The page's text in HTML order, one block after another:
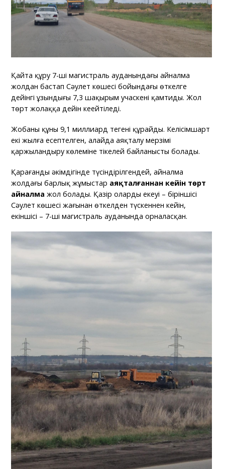
Қайта құру 7-ші магистраль ауданындағы айналма
жолдан бастап Сәулет көшесі бойындағы өткелге
дейінгі ұзындығы 7,3 шақырым учаскені қамтиды. Жол
төрт жолаққа дейін кеңейтіледі.
Жобаның құны 9,1 миллиард теңгені құрайды. Келісімшарт
екі жылға есептелген, алайда аяқталу мерзімі
қаржыландыру көлеміне тікелей байланысты болады.
Қарағанды әкімдігінде түсіндірілгендей, айналма
жолдағы барлық жұмыстар аяқталғаннан кейін төрт
айналма жол болады. Қазір олардың екеуі – біріншісі
Сәулет көшесі жағынан өткелден түскеннен кейін,
екіншісі – 7-ші магистраль ауданында орналасқан.